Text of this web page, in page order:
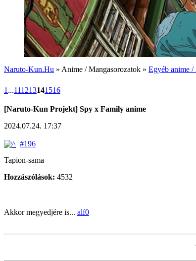
Naruto-Kun.Hu » Anime / Mangasorozatok » Egyéb anime /
1 ...111213141516
[Naruto-Kun Projekt] Spy x Family anime
2024.07.24. 17:37
#196
Tapion-sama
Hozzászólások: 4532
Akkor megyedjére is... alf0